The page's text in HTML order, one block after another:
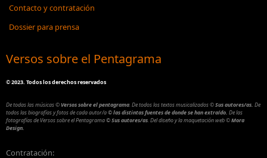
Contacto y contratación
Dossier para prensa
Versos sobre el Pentagrama
©2023. Todos los derechos reservados
De todas las músicas© Versos sobre el pentagrama. De todos los textos musicalizados©Sus autores/as. De
todos las biografías y fotos de cada autor/a© las distintas fuentes de donde se han extraído. De las
fotografías de Versos sobre el Pentagrama© Sus autores/as. Del diseño y la maquetación web©Mora
Design.
Contratación: